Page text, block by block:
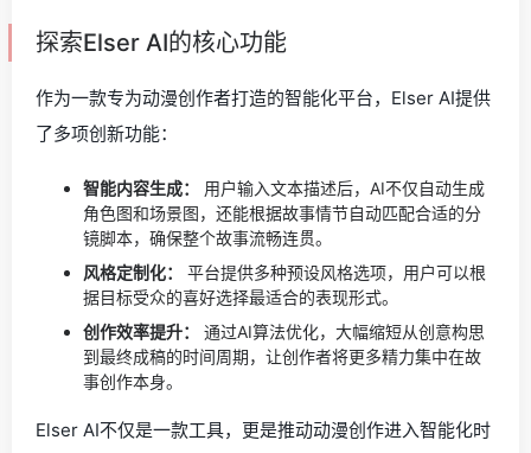
探索Elser AI的核心功能
作为一款专为动漫创作者打造的智能化平台，Elser AI提供
了多项创新功能：
智能内容生成：
用户输入文本描述后，AI不仅自动生成
角色图和场景图，还能根据故事情节自动匹配合适的分
镜脚本，确保整个故事流畅连贯。
风格定制化：
平台提供多种预设风格选项，用户可以根
据目标受众的喜好选择最适合的表现形式。
创作效率提升：
通过AI算法优化，大幅缩短从创意构思
到最终成稿的时间周期，让创作者将更多精力集中在故
事创作本身。
Elser AI不仅是一款工具，更是推动动漫创作进入智能化时